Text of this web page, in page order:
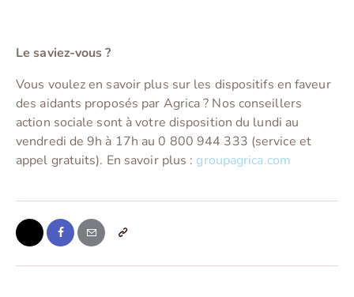
Le saviez-vous ?
Vous voulez en savoir plus sur les dispositifs en faveur
des aidants proposés par Agrica ? Nos conseillers
action sociale sont à votre disposition du lundi au
vendredi de 9h à 17h au 0 800 944 333 (service et
appel gratuits). En savoir plus : groupagrica.com